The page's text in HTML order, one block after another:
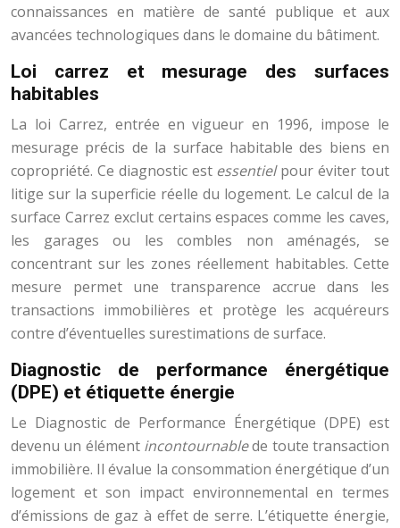
connaissances en matière de santé publique et aux
avancées technologiques dans le domaine du bâtiment.
Loi carrez et mesurage des surfaces
habitables
La loi Carrez, entrée en vigueur en 1996, impose le
mesurage précis de la surface habitable des biens en
copropriété. Ce diagnostic est essentielpour éviter tout
litige sur la superficie réelle du logement. Le calcul de la
surface Carrez exclut certains espaces comme les caves,
les garages ou les combles non aménagés, se
concentrant sur les zones réellement habitables. Cette
mesure permet une transparence accrue dans les
transactions immobilières et protège les acquéreurs
contre d’éventuelles surestimations de surface.
Diagnostic de performance énergétique
(DPE) et étiquette énergie
Le Diagnostic de Performance Énergétique (DPE) est
devenu un élément incontournablede toute transaction
immobilière. Il évalue la consommation énergétique d’un
logement et son impact environnemental en termes
d’émissions de gaz à effet de serre. L’étiquette énergie,